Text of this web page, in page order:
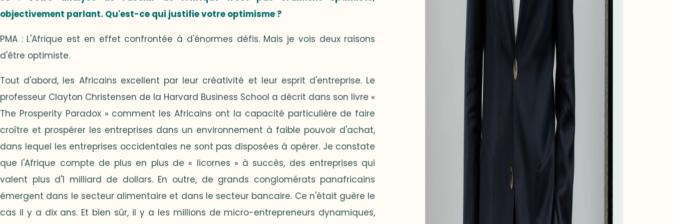
objectivement parlant. Qu'est-ce qui justifie votre optimisme ?
PMA : L'Afrique est en effet confrontée à d'énormes défis. Mais je vois deux raisons
d'être optimiste.
Tout d'abord, les Africains excellent par leur créativité et leur esprit d'entreprise. Le
professeur Clayton Christensen de la Harvard Business School a décrit dans son livre «
The Prosperity Paradox » comment les Africains ont la capacité particulière de faire
croître et prospérer les entreprises dans un environnement à faible pouvoir d'achat,
dans lequel les entreprises occidentales ne sont pas disposées à opérer. Je constate
que l'Afrique compte de plus en plus de « licornes » à succès, des entreprises qui
valent plus d'1 milliard de dollars. En outre, de grands conglomérats panafricains
émergent dans le secteur alimentaire et dans le secteur bancaire. Ce n'était guère le
cas il y a dix ans. Et bien sûr, il y a les millions de micro-entrepreneurs dynamiques,